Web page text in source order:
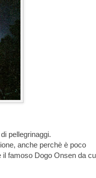
pellegrinaggi.
anche perchè è poco
famoso Dogo Onsen da